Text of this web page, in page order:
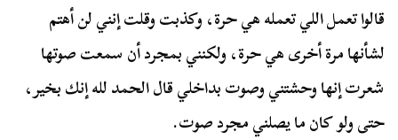
قالوا تعمل اللي تعمله هي حرة، وكذبت وقلت إنني لن أهتم
لشأنها مرة أخرى هي حرة، ولكنني بمجرد أن سمعت صوتها
شعرت إنها وحشتني وصوت بداخلي قال الحمد لله إنك بخير،
حتى ولو كان ما يصلني مجرد صوت.